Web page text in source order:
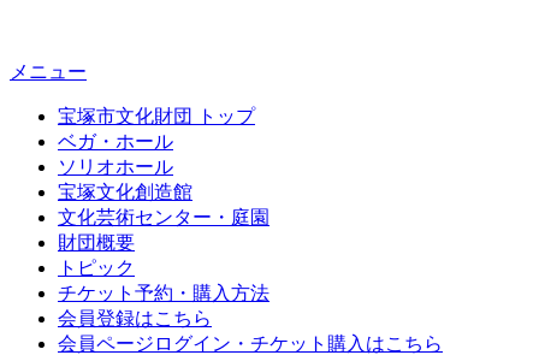
メニュー
宝塚市文化財団 トップ
ベガ・ホール
ソリオホール
宝塚文化創造館
文化芸術センター・庭園
財団概要
トピック
チケット予約・購入方法
会員登録はこちら
会員ページログイン・チケット購入はこちら